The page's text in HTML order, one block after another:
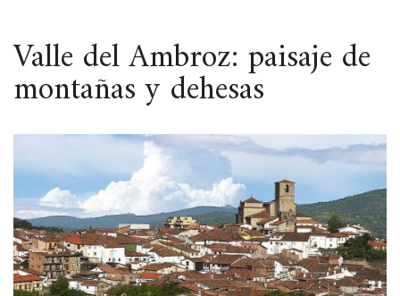
ESPACIO
Valle del Ambroz: paisaje de
montañas y dehesas